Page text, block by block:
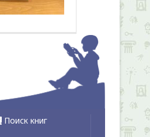
Поиск книг